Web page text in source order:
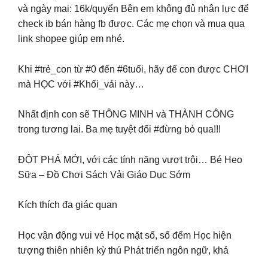
và ngày mai: 16k/quyển Bên em không đủ nhân lực để
check ib bán hàng fb được. Các mẹ chọn và mua qua
link shopee giúp em nhé.
Khi #trẻ_con từ #0 đến #6tuổi, hãy để con được CHƠI
mà HỌC với #Khối_vải này…
Nhất định con sẽ THÔNG MINH và THÀNH CÔNG
trong tương lai. Ba mẹ tuyệt đối #đừng bỏ qua!!!
ĐỘT PHÁ MỚI, với các tính năng vượt trội… Bé Heo
Sữa – Đồ Chơi Sách Vải Giáo Dục Sớm
Kích thích đa giác quan
Học vận động vui vẻ Học mặt số, số đếm Học hiện
tượng thiên nhiên kỳ thú Phát triển ngôn ngữ, khả